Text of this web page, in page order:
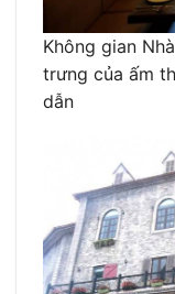
Không gian
trưng của ấm
dẫn